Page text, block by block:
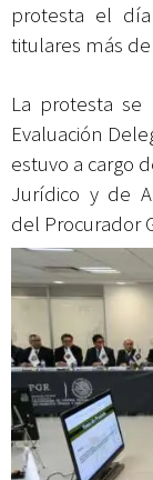
protesta el
titulares más
La protesta
Evaluación
estuvo a cargo
Jurídico y de
del Procurador